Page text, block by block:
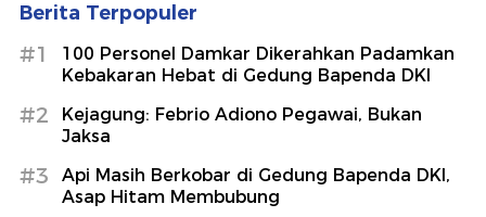
Berita Terpopuler
#1
100 Personel Damkar Dikerahkan Padamkan
Kebakaran Hebat di Gedung Bapenda DKI
#2
Kejagung: Febrio Adiono Pegawai, Bukan
Jaksa
#3
Api Masih Berkobar di Gedung Bapenda DKI,
Asap Hitam Membubung